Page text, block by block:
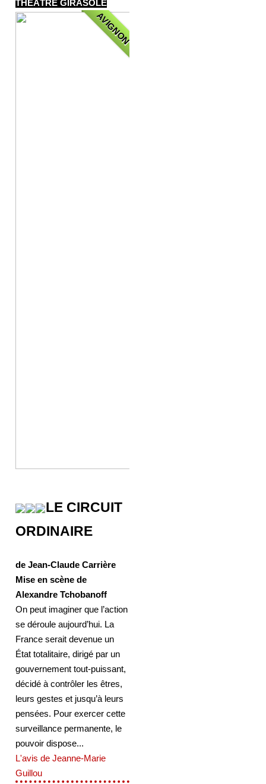
THÉÂTRE GIRASOLE
AVIGNON
LE CIRCUIT
ORDINAIRE
de Jean-Claude Carrière
Mise en scène de
Alexandre Tchobanoff
On peut imaginer que l’action
se déroule aujourd’hui. La
France serait devenue un
État totalitaire, dirigé par un
gouvernement tout-puissant,
décidé à contrôler les êtres,
leurs gestes et jusqu’à leurs
pensées. Pour exercer cette
surveillance permanente, le
pouvoir dispose...
L'avis de Jeanne-Marie
Guillou